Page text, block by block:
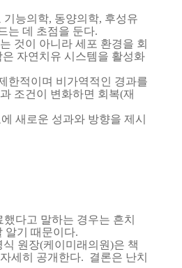
기능의학, 동양의학, 후성유
는 데 초점을 둔다.
것이 아니라 세포 환경을 회
자연치유 시스템을 활성화
한적이며 비가역적인 경과를
조건이 변화하면 회복(재
새로운 성과와 방향을 제시
다고 말하는 경우는 흔치
알기 때문이다.
식 원장(케이미래의원)은 책
세히 공개한다. 결론은 난치